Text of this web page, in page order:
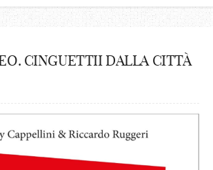
CINGUETTII DALLA CITTÀ